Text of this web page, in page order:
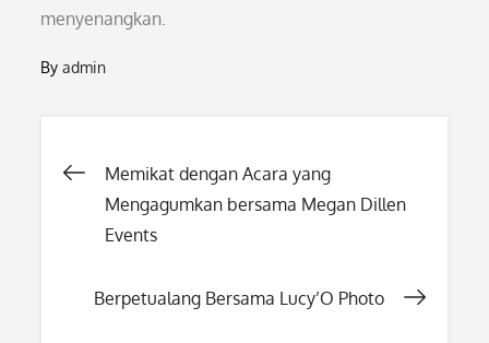
menyenangkan.
Byadmin
Post
navigation
Memikat dengan Acara yang
Mengagumkan bersama Megan Dillen
Events
Berpetualang Bersama Lucy’O Photo